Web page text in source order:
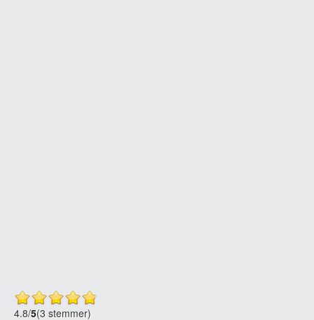
4.8/5(3 stemmer)